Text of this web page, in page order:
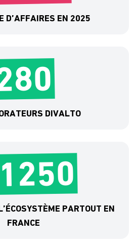
D’AFFAIRES EN 2025
DIVALTO
PARTOUT EN
FRANCE